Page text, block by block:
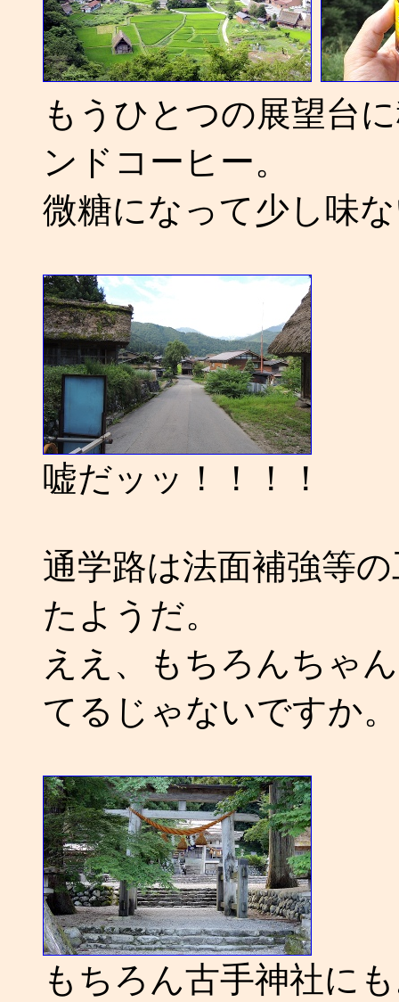
もうひとつの展望台
ンドコーヒー。
微糖になって少し味
嘘だッッ！！！！
通学路は法面補強等
たようだ。
ええ、もちろんちゃ
てるじゃないですか
もちろん古手神社に